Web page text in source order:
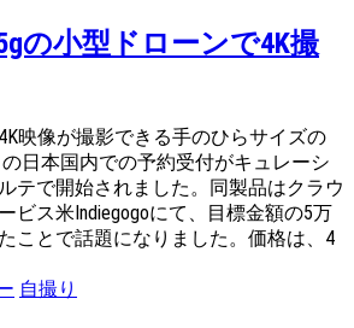
の小型ドローンで4K撮
映像が撮影できる手のひらサイズの
の日本国内での予約受付がキュレーシ
テで開始されました。同製品はクラウ
ビス米Indiegogoにて、目標金額の5万
ことで話題になりました。価格は、4
自撮り